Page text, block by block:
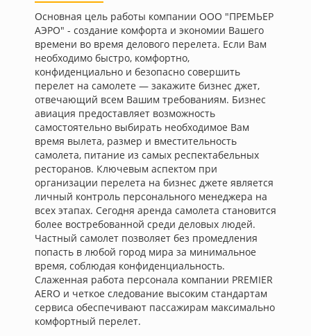
Основная цель работы компании ООО "ПРЕМЬЕР
АЭРО" - создание комфорта и экономии Вашего
времени во время делового перелета. Если Вам
необходимо быстро, комфортно,
конфиденциально и безопасно совершить
перелет на самолете — закажите бизнес джет,
отвечающий всем Вашим требованиям. Бизнес
авиация предоставляет возможность
самостоятельно выбирать необходимое Вам
время вылета, размер и вместительность
самолета, питание из самых респектабельных
ресторанов. Ключевым аспектом при
организации перелета на бизнес джете является
личный контроль персонального менеджера на
всех этапах. Сегодня аренда самолета становится
более востребованной среди деловых людей.
Частный самолет позволяет без промедления
попасть в любой город мира за минимальное
время, соблюдая конфиденциальность.
Слаженная работа персонала компании PREMIER
AERO и четкое следование высоким стандартам
сервиса обеспечивают пассажирам максимально
комфортный перелет.